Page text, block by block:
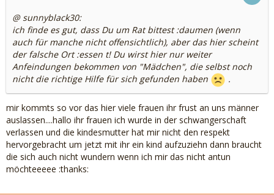
@ sunnyblack30:
ich finde es gut, dass Du um Rat bittest :daumen (wenn
auch für manche nicht offensichtlich), aber das hier scheint
der falsche Ort :essen t! Du wirst hier nur weiter
Anfeindungen bekommen von "Mädchen", die selbst noch
nicht die richtige Hilfe für sich gefunden haben
.
mir kommts so vor das hier viele frauen ihr frust an uns männer
auslassen....hallo ihr frauen ich wurde in der schwangerschaft
verlassen und die kindesmutter hat mir nicht den respekt
hervorgebracht um jetzt mit ihr ein kind aufzuziehn dann braucht
die sich auch nicht wundern wenn ich mir das nicht antun
möchteeeee :thanks: